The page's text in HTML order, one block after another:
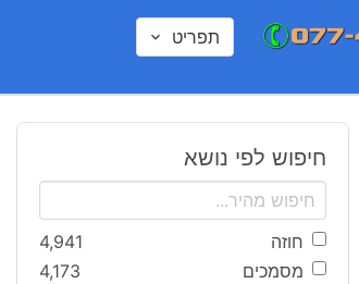
תפריט
חיפוש לפי נושא
חוזה
4,941
מסמכים
4,173